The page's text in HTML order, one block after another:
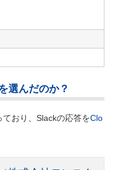
選んだのか？
ており、Slackの応答をClo